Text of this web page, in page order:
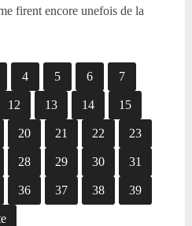
firent encore unefois de la
4 5 6 7
12 13 14 15
20 21 22 23
28 29 30 31
36 37 38 39